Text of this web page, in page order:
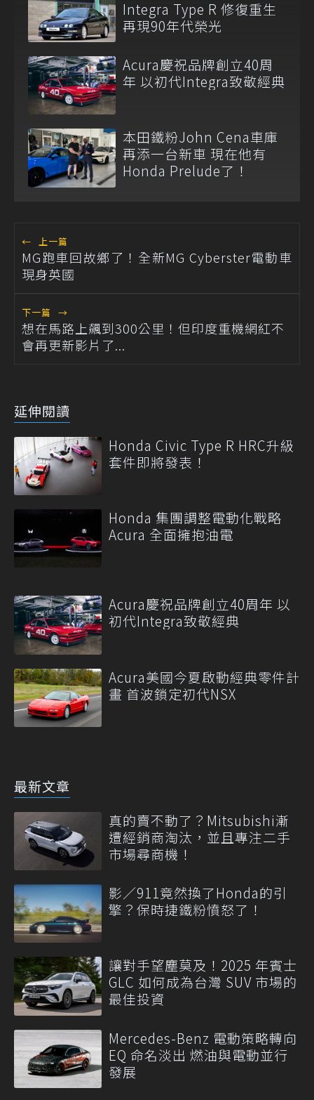
Integra Type R 修復重生
再現90年代榮光
Acura慶祝品牌創立40周
年 以初代Integra致敬經典
本田鐵粉John Cena車庫
再添一台新車 現在他有
Honda Prelude了！
← 上一篇
MG跑車回故鄉了！全新MG Cyberster電動車
現身英國
下一篇 →
想在馬路上飆到300公里！但印度重機網紅不
會再更新影片了...
延伸閱讀
Honda Civic Type R HRC升級
套件即將發表！
Honda 集團調整電動化戰略
Acura 全面擁抱油電
Acura慶祝品牌創立40周年 以
初代Integra致敬經典
Acura美國今夏啟動經典零件計
畫 首波鎖定初代NSX
最新文章
真的賣不動了？Mitsubishi漸
遭經銷商淘汰，並且專注二手
市場尋商機！
影／911竟然換了Honda的引
擎？保時捷鐵粉憤怒了！
讓對手望塵莫及！2025 年賓士
GLC 如何成為台灣 SUV 市場的
最佳投資
Mercedes-Benz 電動策略轉向
EQ 命名淡出 燃油與電動並行
發展